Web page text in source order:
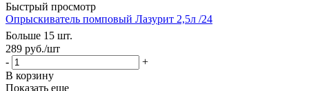
Быстрый просмотр
Опрыскиватель помповый Лазурит 2,5л /24
Больше 15 шт.
289 руб./шт
-
+
В корзину
Показать еще